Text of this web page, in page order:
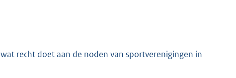
recht doet aan de noden van sportverenigingen in